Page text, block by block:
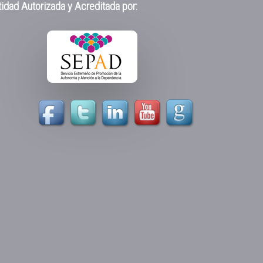
Autorizada y Acreditada por: